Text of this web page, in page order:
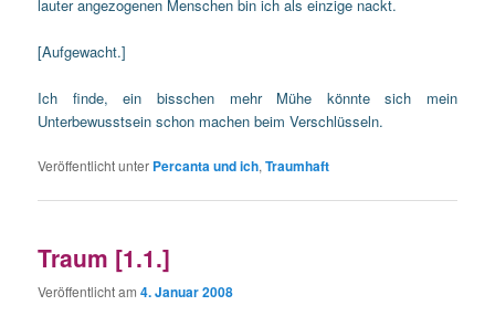
lauter angezogenen Menschen bin ich als einzige nackt.
[Aufgewacht.]
Ich finde, ein bisschen mehr Mühe könnte sich mein
Unterbewusstsein schon machen beim Verschlüsseln.
Veröffentlicht unter Percanta und ich,Traumhaft
Traum [1.1.]
Veröffentlicht am4. Januar 2008